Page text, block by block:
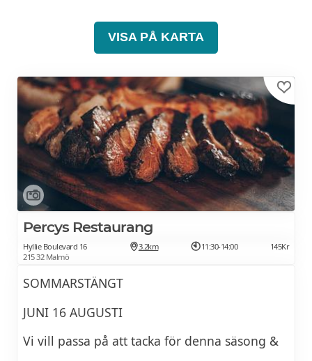
VISA PÅ KARTA
Percys Restaurang
Hyllie Boulevard 16
215 32 Malmö
3.2km 11:30-14:00 145Kr
SOMMARSTÄNGT
JUNI 16 AUGUSTI
Vi vill passa på att tacka för denna säsong &